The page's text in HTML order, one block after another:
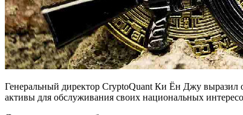
Генеральный директор CryptoQuant Ки Ён Джу выразил
активы для обслуживания своих национальных